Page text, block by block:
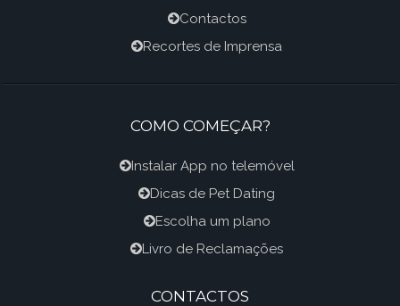
Contactos
Recortes de Imprensa
COMO COMEÇAR?
Instalar App no telemóvel
Dicas de Pet Dating
Escolha um plano
Livro de Reclamações
CONTACTOS